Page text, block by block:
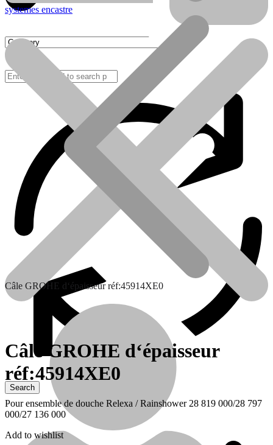
Contactez nous
systemes encastre
Câle GROHE d‘épaisseur réf:45914XE0
Câle GROHE d‘épaisseur
réf:45914XE0
Pour ensemble de douche Relexa / Rainshower 28 819 000/28 797
000/27 136 000
Add to wishlist